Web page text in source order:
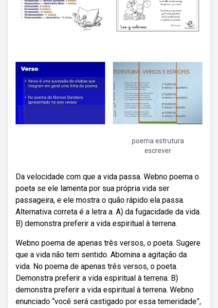
poema estrutura
escrever
Da velocidade com que a vida passa. Webno poema o
poeta se ele lamenta por sua própria vida ser
passageira, e ele mostra o quão rápido ela passa.
Alternativa correta é a letra a. A) da fugacidade da vida.
B) demonstra preferir a vida espiritual à terrena.
Webno poema de apenas três versos, o poeta. Sugere
que a vida não tem sentido. Abomina a agitação da
vida. No poema de apenas três versos, o poeta.
Demonstra preferir a vida espiritual à terrena. B)
demonstra preferir a vida espiritual à terrena. Webno
enunciado “você será castigado por essa temeridade”,